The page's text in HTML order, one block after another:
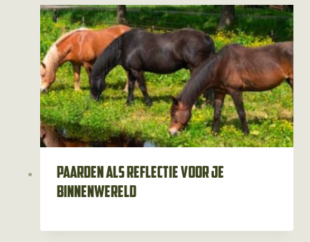
Paarden als reflectie voor je
binnenwereld